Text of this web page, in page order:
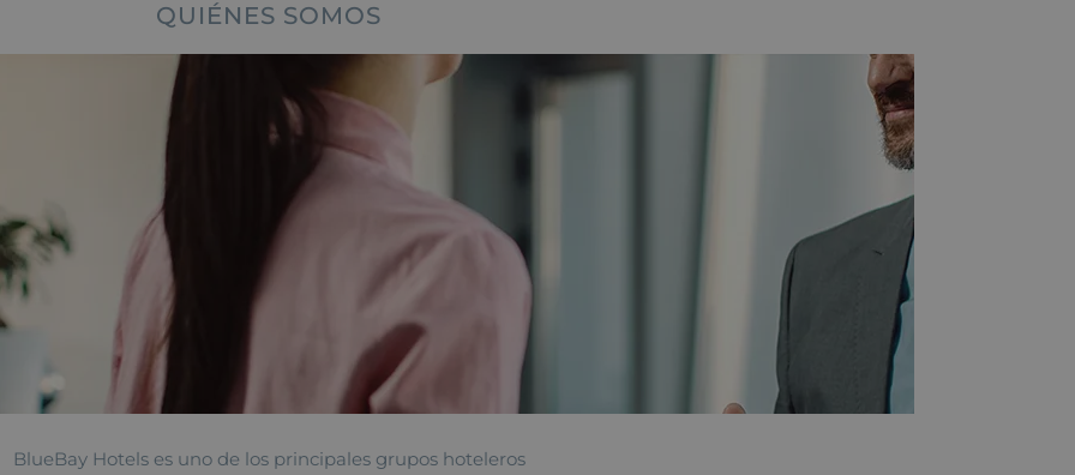
QUIÉNES SOMOS
BlueBay Hotels es uno de los principales grupos hoteleros